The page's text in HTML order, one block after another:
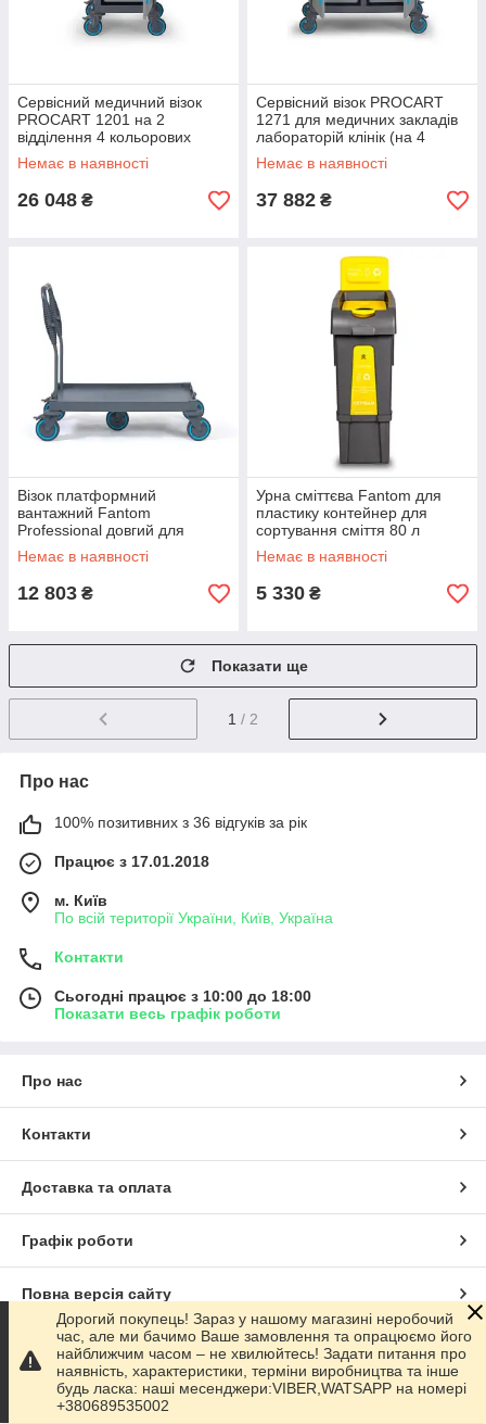
Сервісний медичний візок
PROCART 1201 на 2
відділення 4 кольорових
лотка
Немає в наявності
26 048 ₴
Сервісний візок PROCART
1271 для медичних закладів
лабораторій клінік (на 4
відділення 8 лотків)
Немає в наявності
37 882 ₴
Візок платформний
вантажний Fantom
Professional довгий для
транспортування товарів
Немає в наявності
12 803 ₴
Урна сміттєва Fantom для
пластику контейнер для
сортування сміття 80 л
Немає в наявності
5 330 ₴
Показати ще
1 / 2
Про нас
100% позитивних з 36 відгуків за рік
Працює з 17.01.2018
м. Київ
По всій території України, Київ, Україна
Контакти
Сьогодні працює з 10:00 до 18:00
Показати весь графік роботи
Про нас
Контакти
Доставка та оплата
Графік роботи
Повна версія сайту
Сайт створено на маркетплейсіProm.ua
Політика конфіденційності
Дорогий покупець! Зараз у нашому магазині неробочий
час, але ми бачимо Ваше замовлення та опрацюємо його
найближчим часом – не хвилюйтесь! Задати питання про
наявність, характеристики, терміни виробництва та інше
будь ласка: наші месенджери:VIBER,WATSAPP на номері
+380689535002